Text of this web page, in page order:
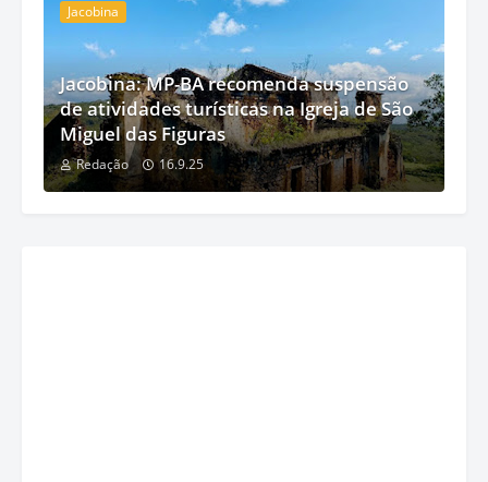
Jacobina
Jacobina: MP-BA recomenda suspensão
de atividades turísticas na Igreja de São
Miguel das Figuras
Redação 16.9.25